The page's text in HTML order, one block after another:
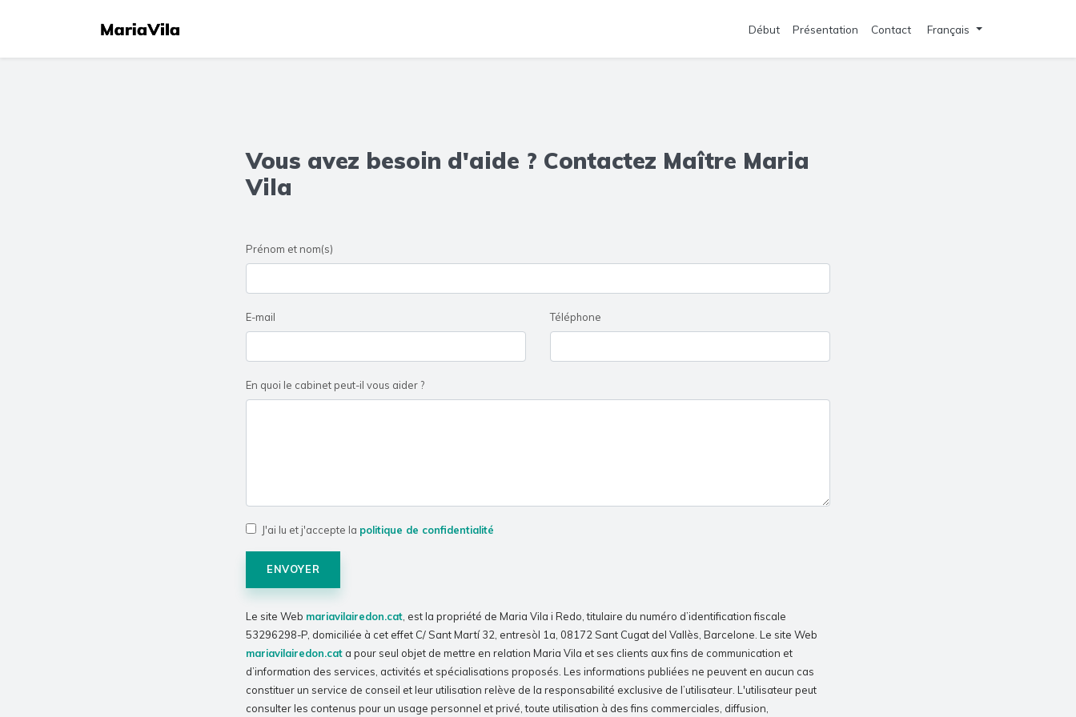
Début Présentation Contact Français
Vous avez besoin d'aide ? Contactez Maître Maria
Vila
Prénom et nom(s)
E-mail Téléphone
En quoi le cabinet peut-il vous aider ?
J'ai lu et j'accepte la politique de confidentialité
ENVOYER
Le site Web mariavilairedon.cat , est la propriété de Maria Vila i Redo, titulaire du numéro d’identification fiscale
53296298-P, domiciliée à cet effet C/ Sant Martí 32, entresòl 1a, 08172 Sant Cugat del Vallès, Barcelone. Le site Web
mariavilairedon.cat a pour seul objet de mettre en relation Maria Vila et ses clients aux fins de communication et
d’information des services, activités et spécialisations proposés. Les informations publiées ne peuvent en aucun cas
constituer un service de conseil et leur utilisation relève de la responsabilité exclusive de l’utilisateur. L'utilisateur peut
consulter les contenus pour un usage personnel et privé, toute utilisation à des fins commerciales, diffusion,